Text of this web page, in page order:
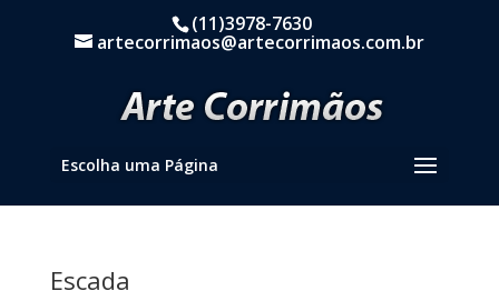
(11)3978-7630
artecorrimaos@artecorrimaos.com.br
Escolha uma Página
Escada